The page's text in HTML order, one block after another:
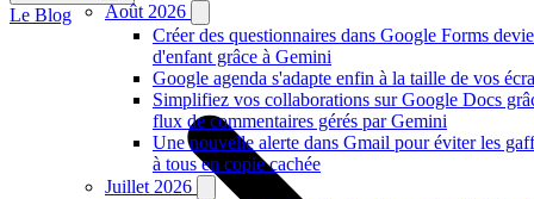
Août 2026
Créer des questionnaires dans Google Forms
d'enfant grâce à Gemini
Google agenda s'adapte enfin à la taille de vos
Simplifiez vos collaborations sur Google Docs
flux de commentaires gérés par Gemini
Une nouvelle alerte dans Gmail pour éviter les
à tous en copie cachée
Juillet 2026
Le Blog